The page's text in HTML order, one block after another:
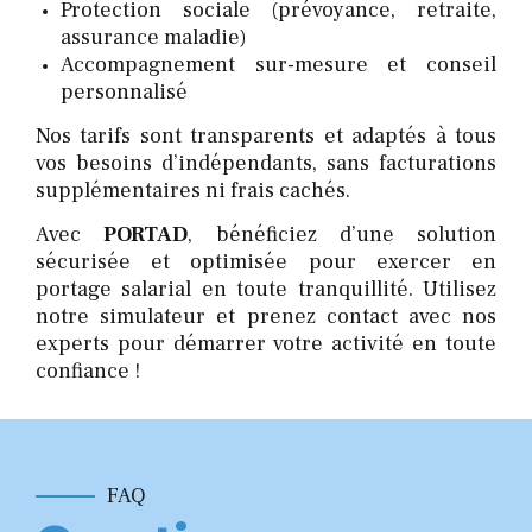
Protection sociale (prévoyance, retraite,
assurance maladie)
Accompagnement sur-mesure et conseil
personnalisé
Nos tarifs sont transparents et adaptés à tous
vos besoins d’indépendants, sans facturations
supplémentaires ni frais cachés.
AvecPORTAD, bénéficiez d’une solution
sécurisée et optimisée pour exercer en
portage salarial en toute tranquillité. Utilisez
notre simulateur et prenez contact avec nos
experts pour démarrer votre activité en toute
confiance !
FAQ